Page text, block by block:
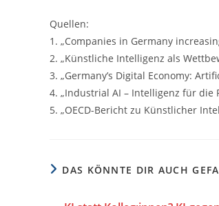
Quellen:
1. „Companies in Germany
2. „Künstliche Intelligenz als
3. „Germany’s Digital Economy:
4. „Industrial AI – Intelligenz für die
5. „OECD-Bericht zu Künstlicher
DAS KÖNNTE DIR AUCH